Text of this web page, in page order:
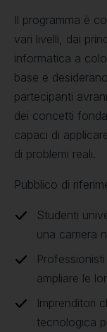
Il programma è
vari livelli, dai
informatica a
base e
partecipanti
dei concetti
capaci di
di problemi reali.
Pubblico di
Studenti
una carriera
ampliare le
Imprenditori
tecnologica